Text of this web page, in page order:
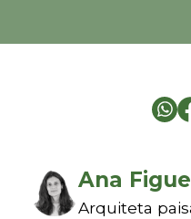
Ana
Arquiteta